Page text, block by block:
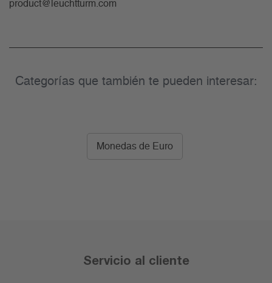
product@leuchtturm.com
Categorías que también te pueden interesar:
Monedas de Euro
Servicio al cliente